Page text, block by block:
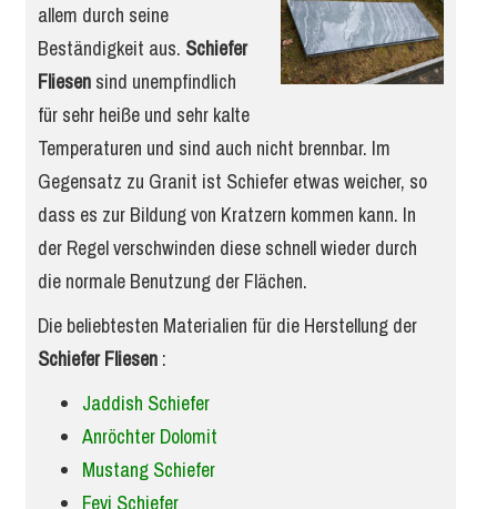
allem durch seine
Beständigkeit aus. Schiefer
Fliesensind unempfindlich
für sehr heiße und sehr kalte
Temperaturen und sind auch nicht brennbar. Im
Gegensatz zu Granit ist Schiefer etwas weicher, so
dass es zur Bildung von Kratzern kommen kann. In
der Regel verschwinden diese schnell wieder durch
die normale Benutzung der Flächen.
Die beliebtesten Materialien für die Herstellung der
Schiefer Fliesen :
Jaddish Schiefer
Anröchter Dolomit
Mustang Schiefer
Fevi Schiefer